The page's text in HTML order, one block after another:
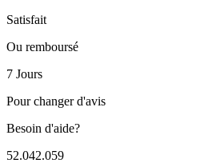
Satisfait
Ou remboursé
7 Jours
Pour changer d'avis
Besoin d'aide?
52.042.059